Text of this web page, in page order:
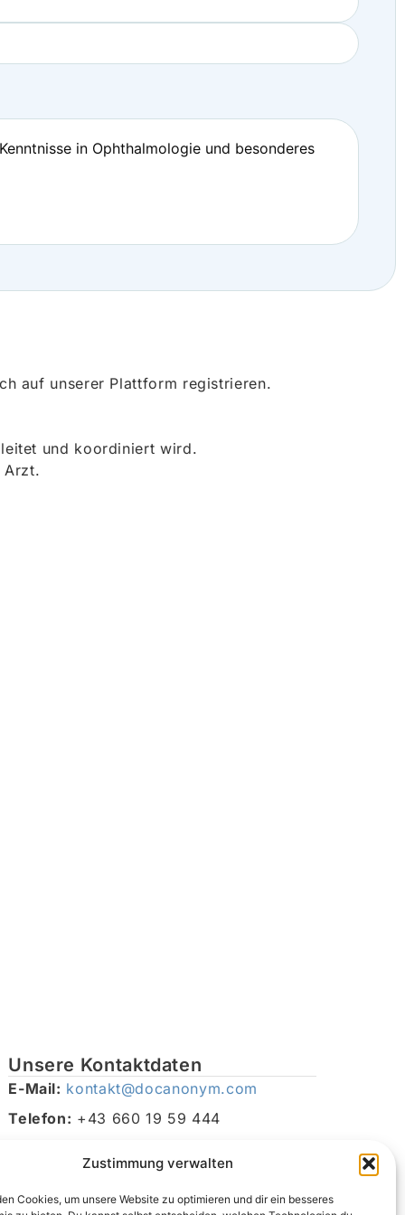
Zustimmung verwalten
Cookies, um unsere Website zu optimieren und dir ein besseres
in Ophthalmologie und besonderes
auf unserer Plattform registrieren.
und koordiniert wird.
Arzt.
Unsere Kontaktdaten
E-Mail: kontakt@docanonym.com
Telefon: +43 660 19 59 444
Traunsee, Österreich